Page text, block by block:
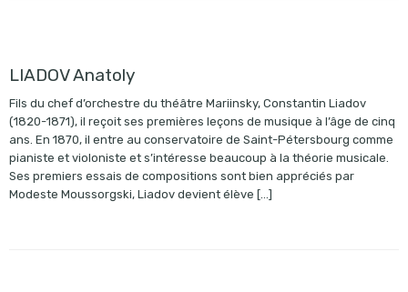
LIADOV Anatoly
Fils du chef d’orchestre du théâtre Mariinsky, Constantin Liadov
(1820-1871), il reçoit ses premières leçons de musique à l’âge de cinq
ans. En 1870, il entre au conservatoire de Saint-Pétersbourg comme
pianiste et violoniste et s’intéresse beaucoup à la théorie musicale.
Ses premiers essais de compositions sont bien appréciés par
Modeste Moussorgski, Liadov devient élève […]